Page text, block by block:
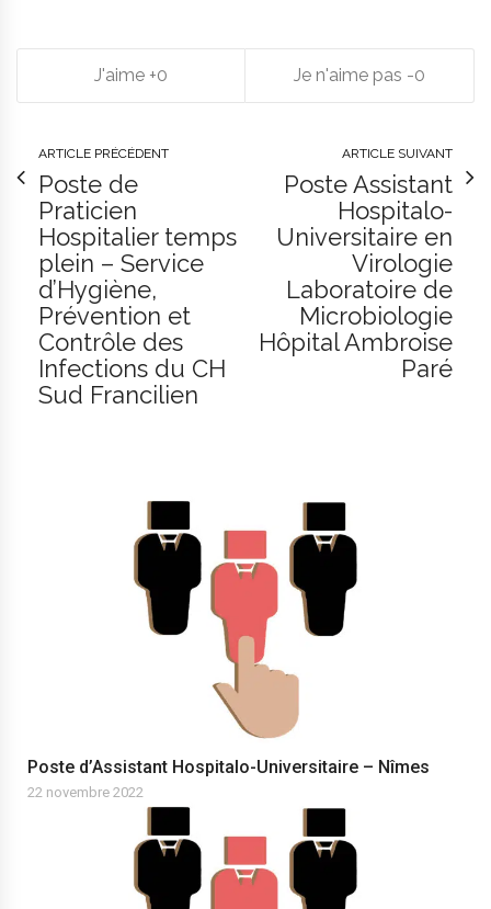
0 0
ARTICLE PRÉCÉDENT
Poste de
Praticien
Hospitalier temps
plein – Service
d’Hygiène,
Prévention et
Contrôle des
Infections du CH
Sud Francilien
ARTICLE SUIVANT
Poste Assistant
Hospitalo-
Universitaire en
Virologie
Laboratoire de
Microbiologie
Hôpital Ambroise
Paré
Poste d’Assistant Hospitalo-Universitaire – Nîmes
22 novembre 2022